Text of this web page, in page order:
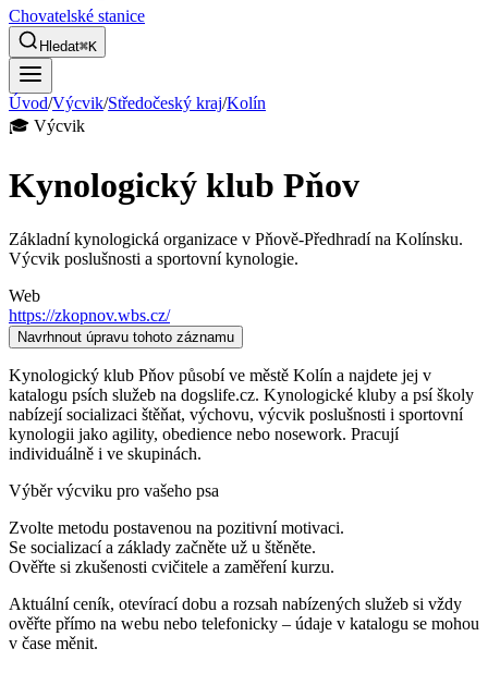
Chovatelské stanice
Hledat⌘K
Úvod/Výcvik/Středočeský kraj/Kolín
🎓 Výcvik
Kynologický klub Pňov
Základní kynologická organizace v Pňově-Předhradí na Kolínsku.
Výcvik poslušnosti a sportovní kynologie.
Web
https://zkopnov.wbs.cz/
Navrhnout úpravu tohoto záznamu
Kynologický klub Pňov působí ve městě Kolín a najdete jej v
katalogu psích služeb na dogslife.cz. Kynologické kluby a psí školy
nabízejí socializaci štěňat, výchovu, výcvik poslušnosti i sportovní
kynologii jako agility, obedience nebo nosework. Pracují
individuálně i ve skupinách.
Výběr výcviku pro vašeho psa
Zvolte metodu postavenou na pozitivní motivaci.
Se socializací a základy začněte už u štěněte.
Ověřte si zkušenosti cvičitele a zaměření kurzu.
Aktuální ceník, otevírací dobu a rozsah nabízených služeb si vždy
ověřte přímo na webu nebo telefonicky – údaje v katalogu se mohou
v čase měnit.